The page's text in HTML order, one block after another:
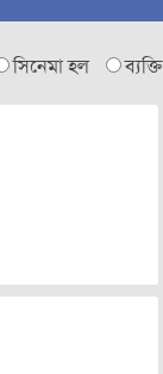
সিনেমা হল ব্যক্তি